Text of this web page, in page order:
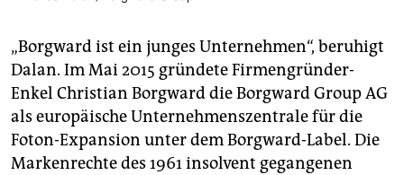
„Borgward ist ein junges Unternehmen“, beruhigt
Dalan. Im Mai 2015 gründete Firmengründer-
Enkel Christian Borgward die Borgward Group AG
als europäische Unternehmenszentrale für die
Foton-Expansion unter dem Borgward-Label. Die
Markenrechte des 1961 insolvent gegangenen